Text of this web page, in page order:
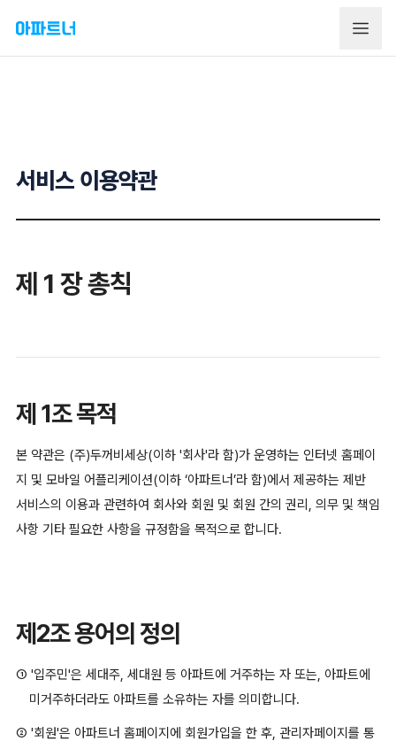
서비스 이용약관
제 1 장 총칙
제 1조 목적
본 약관은 (주)두꺼비세상(이하 '회사'라 함)가 운영하는 인터넷 홈페이
지 및 모바일 어플리케이션(이하 ‘아파트너’라 함)에서 제공하는 제반
서비스의 이용과 관련하여 회사와 회원 및 회원 간의 권리, 의무 및 책임
사항 기타 필요한 사항을 규정함을 목적으로 합니다.
제2조 용어의 정의
① '입주민'은 세대주, 세대원 등 아파트에 거주하는 자 또는, 아파트에
미거주하더라도 아파트를 소유하는 자를 의미합니다.
② '회원'은 아파트너 홈페이지에 회원가입을 한 후, 관리자페이지를 통